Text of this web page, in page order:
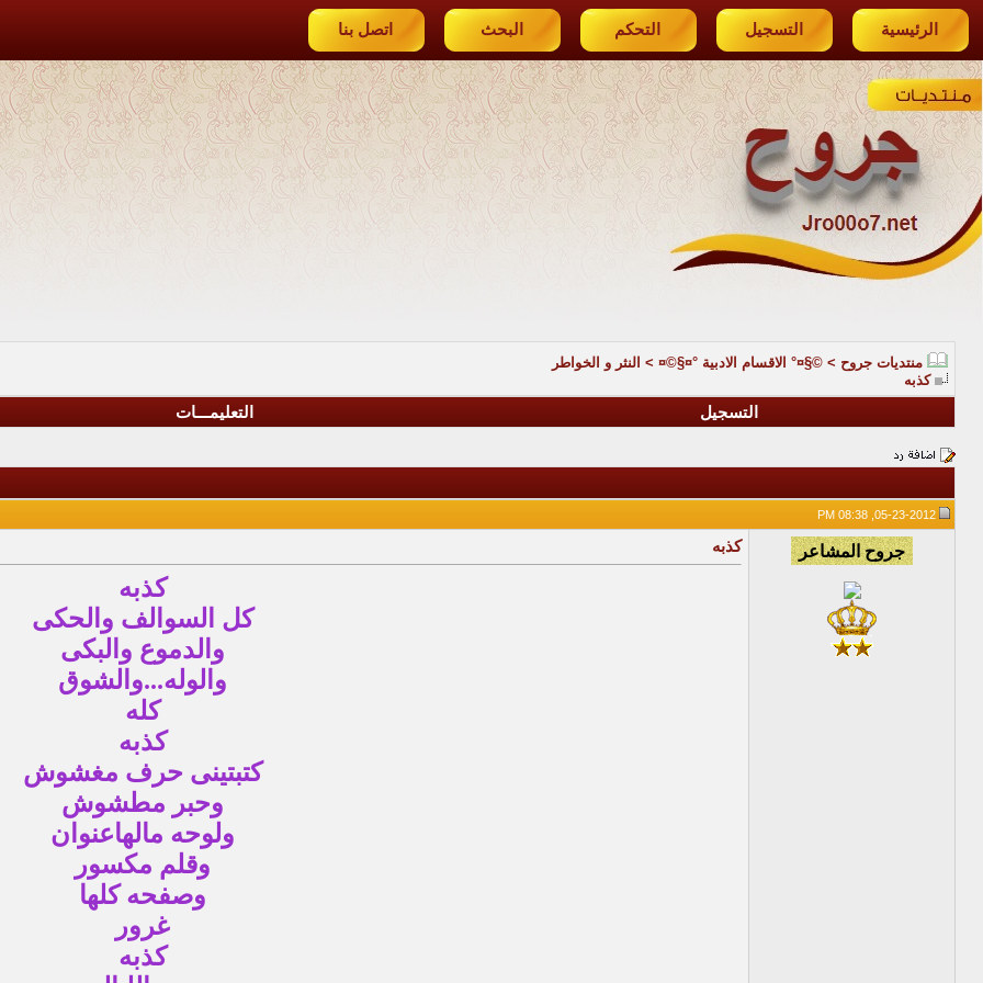
الرئيسية التسجيل التحكم البحث اتصل بنا
منتديات جروح > ©§¤° الاقسام الادبية °¤§©¤ > النثر و الخواطر
كذبه
التسجيل التعليمـــات
كذبه
كذبه
كل السوالف والحكى
والدموع والبكى
والوله...والشوق
كله
كذبه
كتبتينى حرف مغشوش
وحبر مطشوش
ولوحه مالهاعنوان
وقلم مكسور
وصفحه كلها
غرور
كذبه